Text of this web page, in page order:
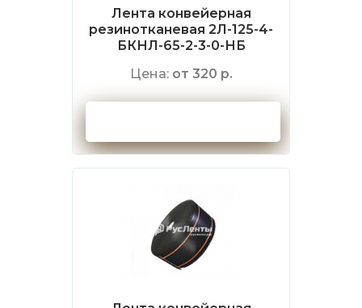
Лента конвейерная
резинотканевая 2Л-125-4-
БКНЛ-65-2-3-0-НБ
Цена: от 320 р.